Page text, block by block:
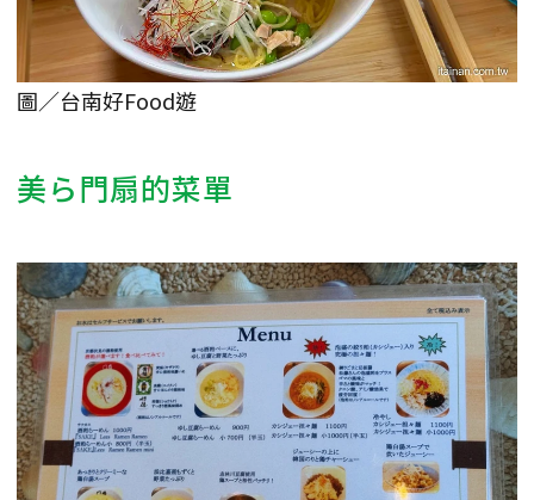
圖／台南好Food遊
美ら門扇的菜單